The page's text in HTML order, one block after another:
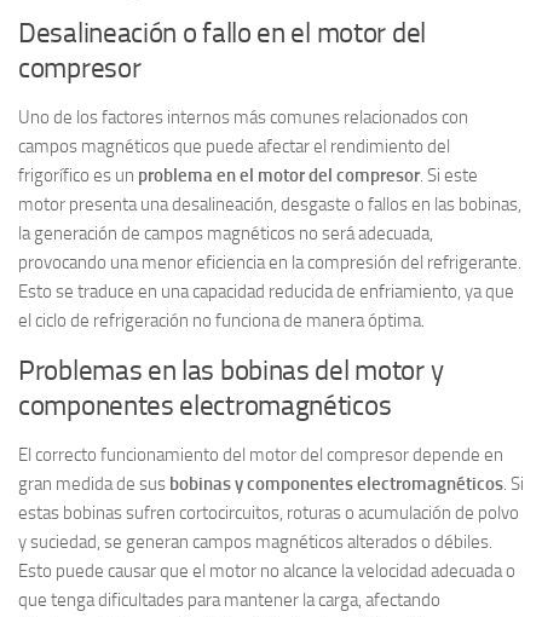
Desalineación o fallo en el motor del
compresor
Uno de los factores internos más comunes relacionados con
campos magnéticos que puede afectar el rendimiento del
frigorífico es un problema en el motor del compresor. Si este
motor presenta una desalineación, desgaste o fallos en las bobinas,
la generación de campos magnéticos no será adecuada,
provocando una menor eficiencia en la compresión del refrigerante.
Esto se traduce en una capacidad reducida de enfriamiento, ya que
el ciclo de refrigeración no funciona de manera óptima.
Problemas en las bobinas del motor y
componentes electromagnéticos
El correcto funcionamiento del motor del compresor depende en
gran medida de sus bobinas y componentes electromagnéticos. Si
estas bobinas sufren cortocircuitos, roturas o acumulación de polvo
y suciedad, se generan campos magnéticos alterados o débiles.
Esto puede causar que el motor no alcance la velocidad adecuada o
que tenga dificultades para mantener la carga, afectando